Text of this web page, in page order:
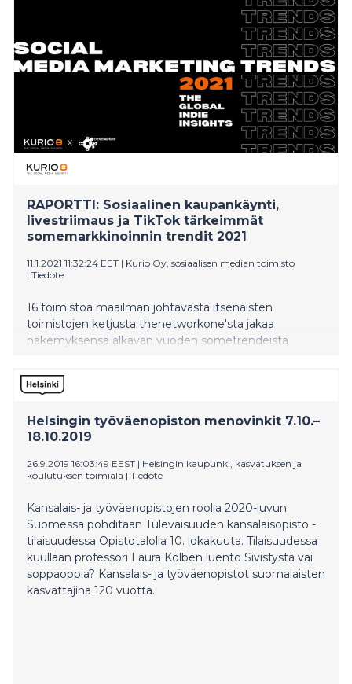
yhteisömanagerit eivät vieläkään tunnista omasta
työstään tätä roolia, vaikka olemme yrittäneet tuoda
tehtävää esiin jo 11 vuoden ajan tämän teemapäivän
kautta.
RAPORTTI: Sosiaalinen kaupankäynti,
livestriimaus ja TikTok tärkeimmät
somemarkkinoinnin trendit 2021
11.1.2021 11:32:24 EET | Kurio Oy, sosiaalisen median toimisto
| Tiedote
16 toimistoa maailman johtavasta itsenäisten
toimistojen ketjusta thenetworkone'sta jakaa
näkemyksensä alkavan vuoden sometrendeistä
Helsingin työväenopiston menovinkit 7.10.–
18.10.2019
26.9.2019 16:03:49 EEST | Helsingin kaupunki, kasvatuksen ja
koulutuksen toimiala | Tiedote
Kansalais- ja työväenopistojen roolia 2020-luvun
Suomessa pohditaan Tulevaisuuden kansalaisopisto -
tilaisuudessa Opistotalolla 10. lokakuuta. Tilaisuudessa
kuullaan professori Laura Kolben luento Sivistystä vai
soppaoppia? Kansalais- ja työväenopistot suomalaisten
kasvattajina 120 vuotta.